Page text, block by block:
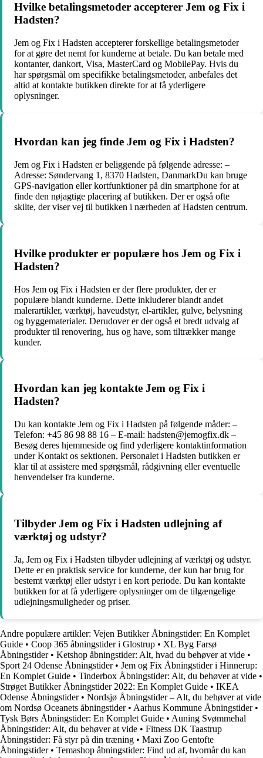
Hvilke betalingsmetoder accepterer Jem og Fix i
Hadsten?
Jem og Fix i Hadsten accepterer forskellige betalingsmetoder
for at gøre det nemt for kunderne at betale. Du kan betale med
kontanter, dankort, Visa, MasterCard og MobilePay. Hvis du
har spørgsmål om specifikke betalingsmetoder, anbefales det
altid at kontakte butikken direkte for at få yderligere
oplysninger.
Hvordan kan jeg finde Jem og Fix i Hadsten?
Jem og Fix i Hadsten er beliggende på følgende adresse: –
Adresse: Søndervang 1, 8370 Hadsten, DanmarkDu kan bruge
GPS-navigation eller kortfunktioner på din smartphone for at
finde den nøjagtige placering af butikken. Der er også ofte
skilte, der viser vej til butikken i nærheden af Hadsten centrum.
Hvilke produkter er populære hos Jem og Fix i
Hadsten?
Hos Jem og Fix i Hadsten er der flere produkter, der er
populære blandt kunderne. Dette inkluderer blandt andet
malerartikler, værktøj, haveudstyr, el-artikler, gulve, belysning
og byggematerialer. Derudover er der også et bredt udvalg af
produkter til renovering, hus og have, som tiltrækker mange
kunder.
Hvordan kan jeg kontakte Jem og Fix i
Hadsten?
Du kan kontakte Jem og Fix i Hadsten på følgende måder: –
Telefon: +45 86 98 88 16 – E-mail: hadsten@jemogfix.dk –
Besøg deres hjemmeside og find yderligere kontaktinformation
under Kontakt os sektionen. Personalet i Hadsten butikken er
klar til at assistere med spørgsmål, rådgivning eller eventuelle
henvendelser fra kunderne.
Tilbyder Jem og Fix i Hadsten udlejning af
værktøj og udstyr?
Ja, Jem og Fix i Hadsten tilbyder udlejning af værktøj og udstyr.
Dette er en praktisk service for kunderne, der kun har brug for
bestemt værktøj eller udstyr i en kort periode. Du kan kontakte
butikken for at få yderligere oplysninger om de tilgængelige
udlejningsmuligheder og priser.
Andre populære artikler: Vejen Butikker Åbningstider: En Komplet
Guide • Coop 365 åbningstider i Glostrup • XL Byg Farsø
Åbningstider• Ketshop åbningstider: Alt, hvad du behøver at vide •
Sport 24 Odense Åbningstider• Jem og Fix Åbningstider i Hinnerup:
En Komplet Guide • Tinderbox Åbningstider: Alt, du behøver at vide •
Strøget Butikker Åbningstider 2022: En Komplet Guide • IKEA
Odense Åbningstider• Nordsjø Åbningstider – Alt, du behøver at vide
om Nordsø Oceanets åbningstider• Aarhus Kommune Åbningstider•
Tysk Børs Åbningstider: En Komplet Guide • Auning Svømmehal
Åbningstider: Alt, du behøver at vide • Fitness DK Taastrup
Åbningstider: Få styr på din træning • Maxi Zoo Gentofte
Åbningstider• Temashop åbningstider: Find ud af, hvornår du kan